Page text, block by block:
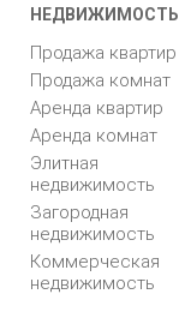
НЕДВИЖИМОСТЬ
Продажа квартир
Продажа комнат
Аренда квартир
Аренда комнат
Элитная
недвижимость
Загородная
недвижимость
Коммерческая
недвижимость